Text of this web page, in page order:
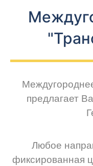
предлагает
Любое
фиксированная